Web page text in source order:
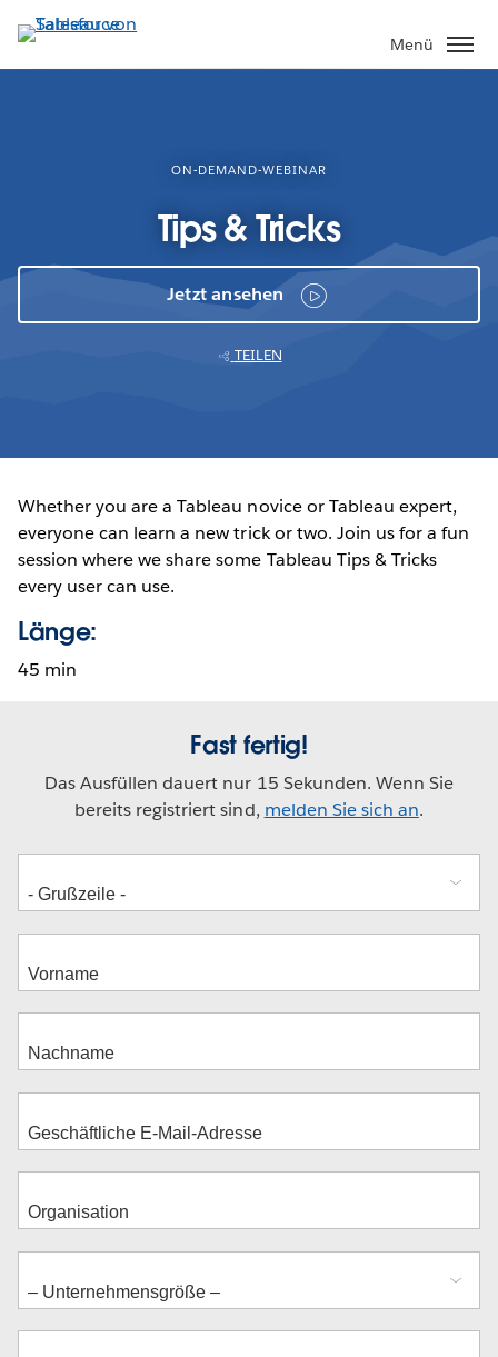
Direkt
zum
Inhalt
Menü
ON-DEMAND-WEBINAR
Tips & Tricks
Jetzt ansehen
TEILEN
Whether you are a Tableau novice or Tableau expert,
everyone can learn a new trick or two. Join us for a fun
session where we share some Tableau Tips & Tricks
every user can use.
Länge:
45 min
Fast fertig!
Das Ausfüllen dauert nur 15 Sekunden. Wenn Sie
bereits registriert sind, melden Sie sich an.